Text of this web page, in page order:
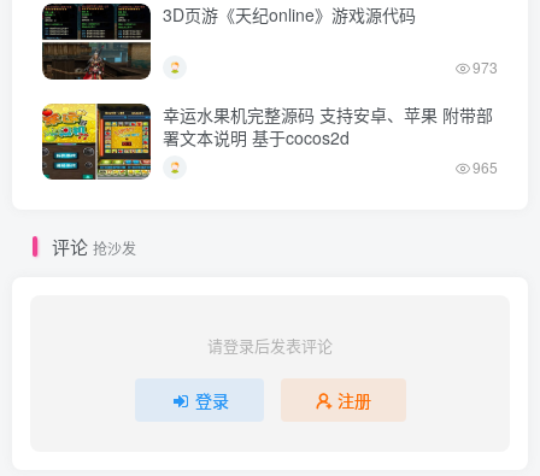
3D页游《天纪online》游戏源代码
973
幸运水果机完整源码 支持安卓、苹果 附带部
署文本说明 基于cocos2d
965
评论 抢沙发
请登录后发表评论
登录 注册